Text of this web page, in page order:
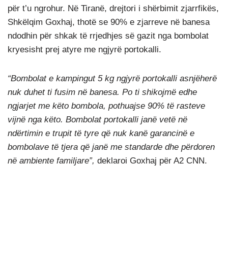
për t’u ngrohur. Në Tiranë, drejtori i shërbimit zjarrfikës,
Shkëlqim Goxhaj, thotë se 90% e zjarreve në banesa
ndodhin për shkak të rrjedhjes së gazit nga bombolat
kryesisht prej atyre me ngjyrë portokalli.
“Bombolat e kampingut 5 kg ngjyrë portokalli asnjëherë
nuk duhet ti fusim në banesa. Po ti shikojmë edhe
ngjarjet me këto bombola, pothuajse 90% të rasteve
vijnë nga këto. Bombolat portokalli janë vetë në
ndërtimin e trupit të tyre që nuk kanë garancinë e
bombolave të tjera që janë me standarde dhe përdoren
në ambiente familjare”, deklaroi Goxhaj për A2 CNN.